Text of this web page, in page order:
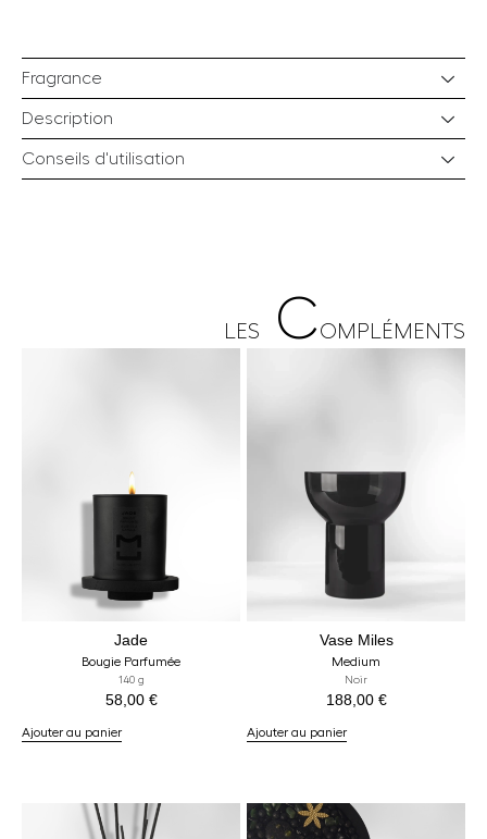
Fragrance
Description
Conseils d'utilisation
LES COMPLÉMENTS
Jade
Bougie Parfumée
140 g
58,00 €
Ajouter au panier
Vase Miles
Medium
Noir
188,00 €
Ajouter au panier